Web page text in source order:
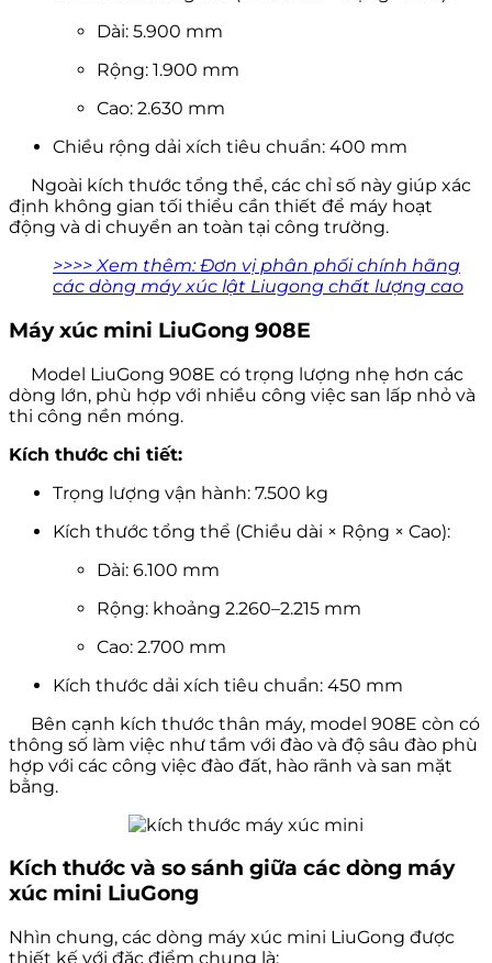
Dài: 5.900 mm
Rộng: 1.900 mm
Cao: 2.630 mm
Chiều rộng dải xích tiêu chuẩn: 400 mm
Ngoài kích thước tổng thể, các chỉ số này giúp xác
định không gian tối thiểu cần thiết để máy hoạt
động và di chuyển an toàn tại công trường.
>>>> Xem thêm: Đơn vị phân phối chính hãng
các dòng máy xúc lật Liugong chất lượng cao
Máy xúc mini LiuGong 908E
Model LiuGong 908E có trọng lượng nhẹ hơn các
dòng lớn, phù hợp với nhiều công việc san lấp nhỏ và
thi công nền móng.
Kích thước chi tiết:
Trọng lượng vận hành: 7.500 kg
Kích thước tổng thể (Chiều dài × Rộng × Cao):
Dài: 6.100 mm
Rộng: khoảng 2.260–2.215 mm
Cao: 2.700 mm
Kích thước dải xích tiêu chuẩn: 450 mm
Bên cạnh kích thước thân máy, model 908E còn có
thông số làm việc như tầm với đào và độ sâu đào phù
hợp với các công việc đào đất, hào rãnh và san mặt
bằng.
Kích thước và so sánh giữa các dòng máy
xúc mini LiuGong
Nhìn chung, các dòng máy xúc mini LiuGong được
thiết kế với đặc điểm chung là: